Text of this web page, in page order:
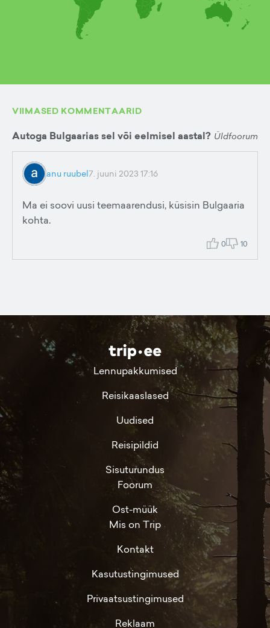
VIIMASED KOMMENTAARID
Autoga Bulgaarias sel või eelmisel aastal? Üldfoorum
anu ruubel7. juuni 2023 17:16
Ma ei soovi uusi teemaarendusi, küsisin Bulgaaria
kohta.
0 10
Lennupakkumised
Reisikaaslased
Uudised
Reisipildid
Sisuturundus
Foorum
Ost-müük
Mis on Trip
Kontakt
Kasutustingimused
Privaatsustingimused
Reklaam